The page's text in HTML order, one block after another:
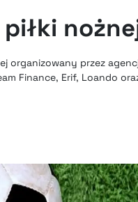
organizowany przez
Finance, Erif, Loando